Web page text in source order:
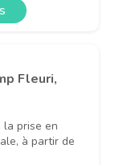
Fleuri,
la prise en
à partir de